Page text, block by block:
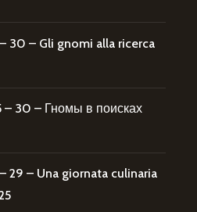
30 – Gli gnomi alla ricerca
– Гномы в поисках
29 – Una giornata culinaria